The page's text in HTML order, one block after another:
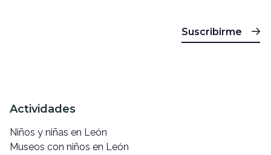
Suscribirme
Actividades
Niños y niñas en León
Museos con niños en León